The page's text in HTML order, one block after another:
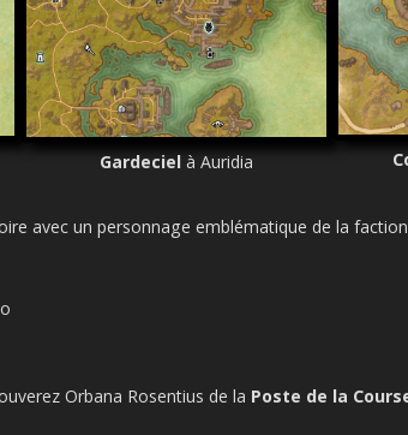
Gardeciel à Auridia
avec un personnage emblématique de la
Orbana Rosentius de la Poste de la